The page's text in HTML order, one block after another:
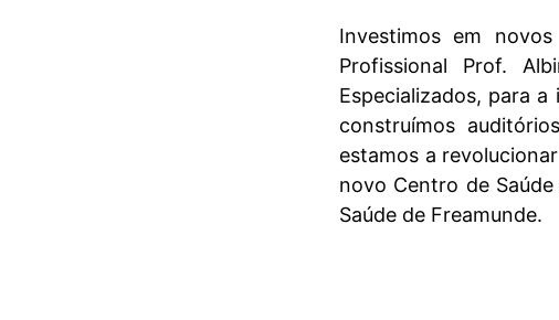
Investimos em
Profissional Prof.
Especializados, para
construímos
estamos a
novo Centro de
Saúde de Freamunde.